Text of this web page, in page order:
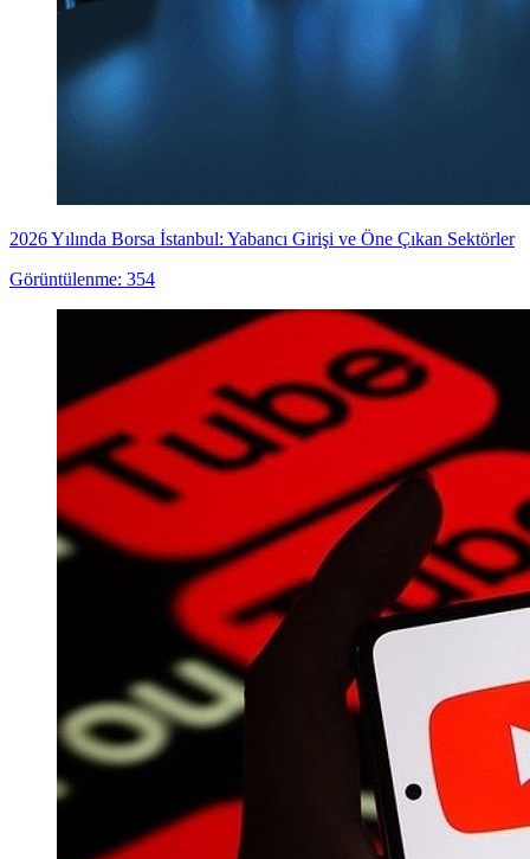
2026 Yılında Borsa İstanbul: Yabancı Girişi ve Öne Çıkan Sektörler
Görüntülenme: 354